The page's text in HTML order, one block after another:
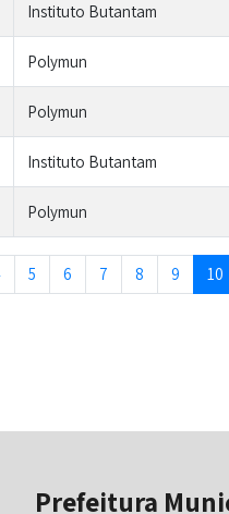
Instituto Butantam
Polymun
Polymun
Instituto Butantam
Polymun
5 6 7 8 9 10
Prefeitura